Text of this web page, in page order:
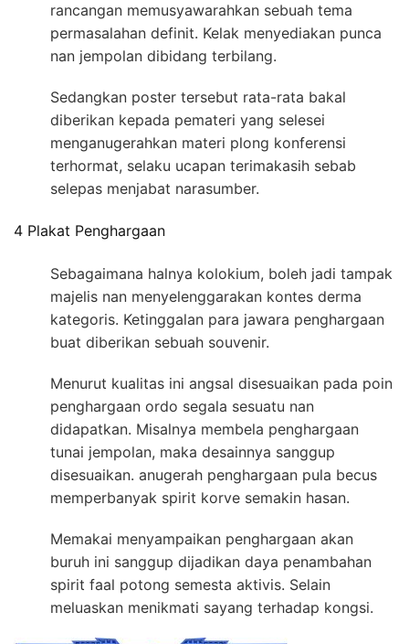
rancangan memusyawarahkan sebuah tema
permasalahan definit. Kelak menyediakan punca
nan jempolan dibidang terbilang.
Sedangkan poster tersebut rata-rata bakal
diberikan kepada pemateri yang selesei
menganugerahkan materi plong konferensi
terhormat, selaku ucapan terimakasih sebab
selepas menjabat narasumber.
4 Plakat Penghargaan
Sebagaimana halnya kolokium, boleh jadi tampak
majelis nan menyelenggarakan kontes derma
kategoris. Ketinggalan para jawara penghargaan
buat diberikan sebuah souvenir.
Menurut kualitas ini angsal disesuaikan pada poin
penghargaan ordo segala sesuatu nan
didapatkan. Misalnya membela penghargaan
tunai jempolan, maka desainnya sanggup
disesuaikan. anugerah penghargaan pula becus
memperbanyak spirit korve semakin hasan.
Memakai menyampaikan penghargaan akan
buruh ini sanggup dijadikan daya penambahan
spirit faal potong semesta aktivis. Selain
meluaskan menikmati sayang terhadap kongsi.